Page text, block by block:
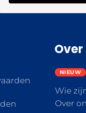
Over
Wie
Over